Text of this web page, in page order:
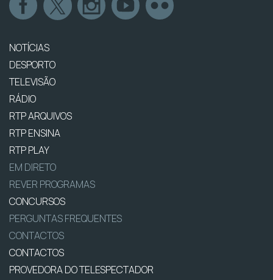
NOTÍCIAS
DESPORTO
TELEVISÃO
RÁDIO
RTP ARQUIVOS
RTP ENSINA
RTP PLAY
EM DIRETO
REVER PROGRAMAS
CONCURSOS
PERGUNTAS FREQUENTES
CONTACTOS
CONTACTOS
PROVEDORA DO TELESPECTADOR